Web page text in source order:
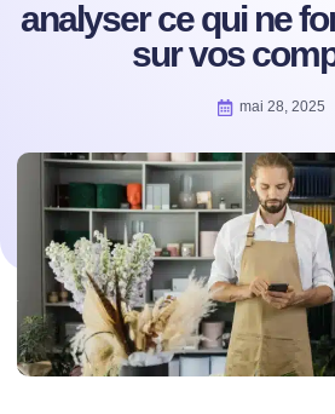
analyser ce qui ne
sur vos
mai 28, 2025